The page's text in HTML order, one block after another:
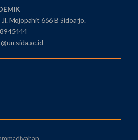
Mojopahit 666 B Sidoarjo.